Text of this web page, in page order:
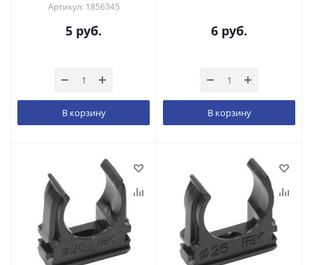
Артикул: 1856345
5 руб.
В корзину
6 руб.
В корзину